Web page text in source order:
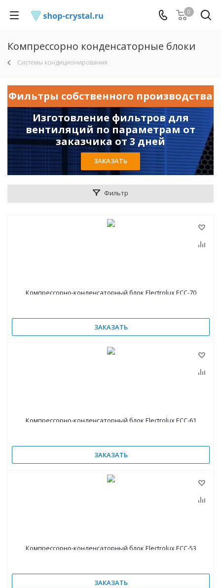
0
Компрессорно конденсаторные блоки
Системы кондиционирования
Фильтры собственного производства
Изготовление фильтров для
вентиляций по параметрам от
заказчика от 3 дней
ЗАКАЗАТЬ
Фильтр
Компрессорно-конденсаторный блок Electrolux ECC-70
ЗАКАЗАТЬ
Компрессорно-конденсаторный блок Electrolux ECC-61
ЗАКАЗАТЬ
Компрессорно-конденсаторный блок Electrolux ECC-53
ЗАКАЗАТЬ